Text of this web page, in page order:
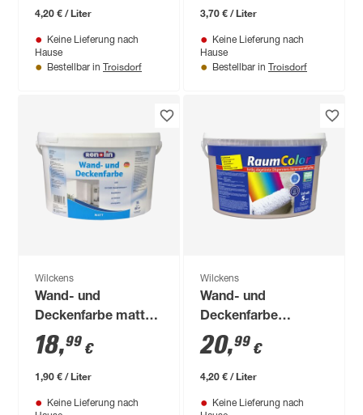
4,20 € / Liter
Keine Lieferung nach
Hause
Bestellbar in Troisdorf
3,70 € / Liter
Keine Lieferung nach
Hause
Bestellbar in Troisdorf
Wilckens
Wand- und
Deckenfarbe matt
10 l
18,99 €
1,90 € / Liter
Keine Lieferung nach
Wilckens
Wand- und
Deckenfarbe
'RaumColor'
cappuccinofarben 5 l
20,99 €
4,20 € / Liter
Keine Lieferung nach